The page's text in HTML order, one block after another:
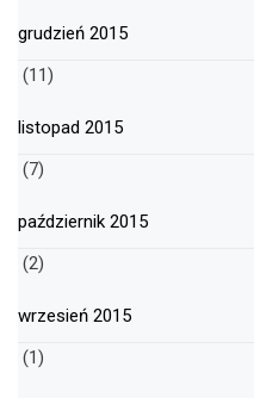
grudzień 2015
(11)
listopad 2015
(7)
październik 2015
(2)
wrzesień 2015
(1)